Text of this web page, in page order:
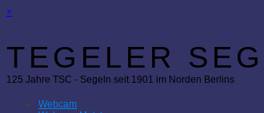
×
TEGELER
125 Jahre TSC - Segeln seit 1901 im Norden Berlins
Webcam